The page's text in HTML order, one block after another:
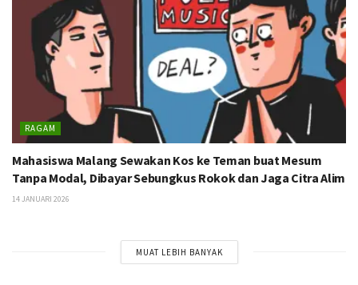
RAGAM
Mahasiswa Malang Sewakan Kos ke Teman buat Mesum
Tanpa Modal, Dibayar Sebungkus Rokok dan Jaga Citra Alim
14 JANUARI 2026
MUAT LEBIH BANYAK